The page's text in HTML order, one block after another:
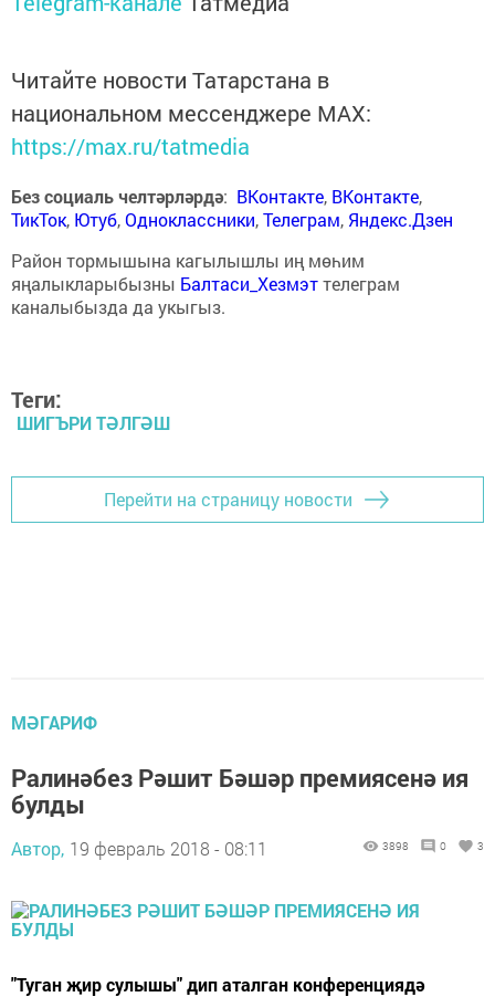
Читайте новости Татарстана в
национальном мессенджере MАХ:
https://max.ru/tatmedia
Без социаль челтәрләрдә: ВКонтакте, ВКонтакте,
ТикТок, Ютуб,Одноклассники,Телеграм, Яндекс.Дзен
Район тормышына кагылышлы иң мөһим
яңалыкларыбызны Балтаси_Хезмэттелеграм
каналыбызда да укыгыз.
Теги:
ШИГЪРИ ТӘЛГӘШ
Перейти на страницу новости
МӘГАРИФ
Ралинәбез Рәшит Бәшәр премиясенә ия
булды
Автор, 19 февраль 2018 - 08:11 3898 0 3
"Туган җир сулышы" дип аталган конференциядә